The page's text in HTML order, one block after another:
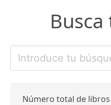
Número total de